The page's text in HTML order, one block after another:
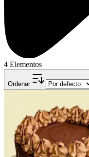
4 Elementos
Ordenar